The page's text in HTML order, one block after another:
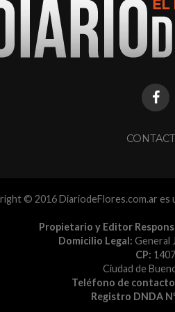
© 2016 DiariodeFlores.com.ar
Propietario y Editor
Domicilio Legal: General
CP: 1407
Ciudad de
Teléfono de
Registro DNDA